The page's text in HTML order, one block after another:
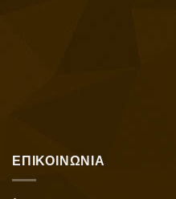
ΕΠΙΚΟΙΝΩΝΙΑ